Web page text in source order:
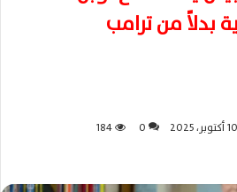
بدلاً من ترامب
0
184